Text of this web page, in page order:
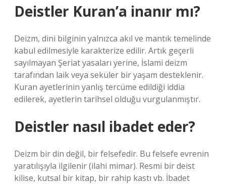
Deistler Kuran’a inanır mı?
Deizm, dini bilginin yalnızca akıl ve mantık temelinde
kabul edilmesiyle karakterize edilir. Artık geçerli
sayılmayan Şeriat yasaları yerine, İslami deizm
tarafından laik veya seküler bir yaşam desteklenir.
Kuran ayetlerinin yanlış tercüme edildiği iddia
edilerek, ayetlerin tarihsel olduğu vurgulanmıştır.
Deistler nasıl ibadet eder?
Deizm bir din değil, bir felsefedir. Bu felsefe evrenin
yaratılışıyla ilgilenir (ilahi mimar). Resmi bir deist
kilise, kutsal bir kitap, bir rahip kastı vb. İbadet